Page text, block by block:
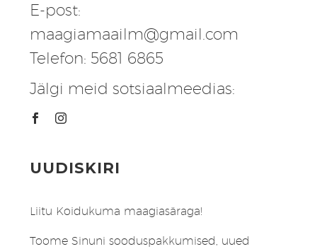
E-post:
maagiamaailm@gmail.com
Telefon: 5681 6865
Jälgi meid sotsiaalmeedias:
UUDISKIRI
Liitu Koidukuma maagiasäraga!
Toome Sinuni sooduspakkumised, uued